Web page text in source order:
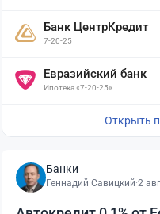
Банк ЦентрКредит
7-20-25
Евразийский банк
Ипотека «7-20-25»
Открыть
Банки
Геннадий Савицкий·2